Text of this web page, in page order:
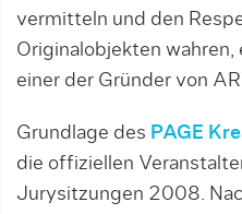
vermitteln und den
Originalobjekten wahren,
einer der Gründer von
Grundlage des PAGE
die offiziellen
Jurysitzungen 2008.